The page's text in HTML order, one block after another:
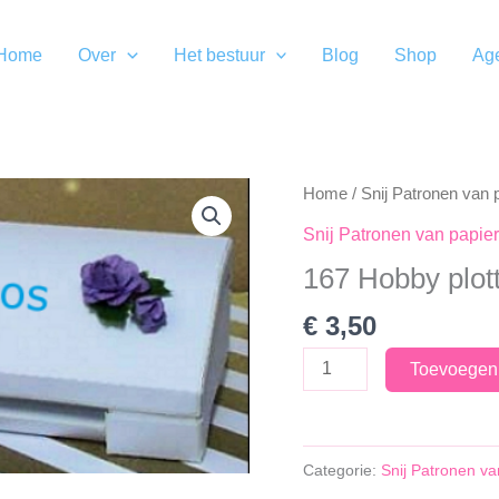
Over Het bestuur Blog Shop
Home / Snij Patronen van
Snij Patronen van papier
167 Hobby
€ 3,50
167
Hobby
Categorie: Snij Patronen